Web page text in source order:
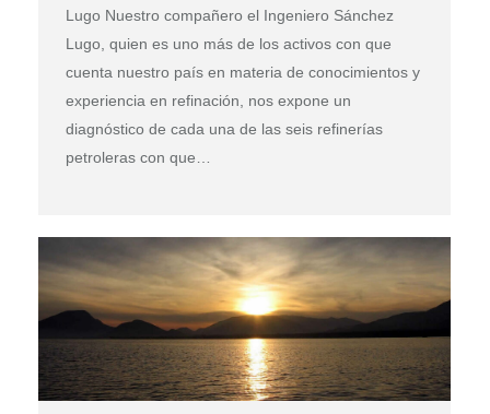
Lugo Nuestro compañero el Ingeniero Sánchez
Lugo, quien es uno más de los activos con que
cuenta nuestro país en materia de conocimientos y
experiencia en refinación, nos expone un
diagnóstico de cada una de las seis refinerías
petroleras con que…